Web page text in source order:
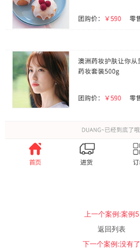
上一个案例:案例5
返回列表
下一个案例:没有了